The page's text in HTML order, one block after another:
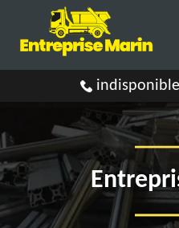
indisponible